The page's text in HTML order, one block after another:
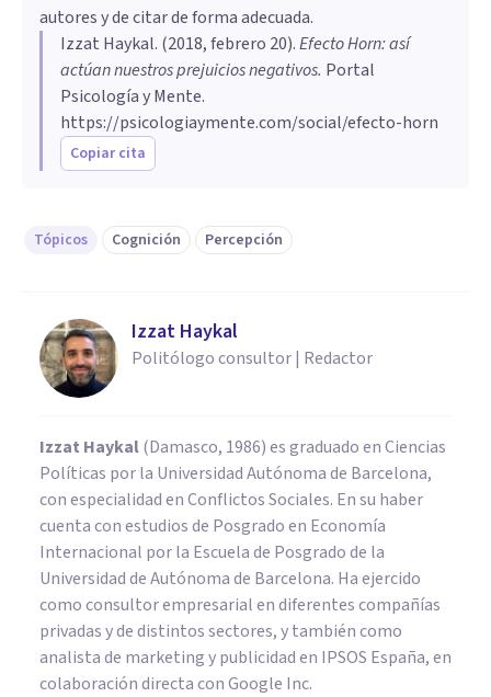
autores y de citar de forma adecuada.
Izzat Haykal. (2018, febrero 20).Efecto Horn: así
actúan nuestros prejuicios negativos. Portal
Psicología y Mente.
https://psicologiaymente.com/social/efecto-horn
Copiar cita
Tópicos Cognición Percepción
Izzat Haykal
Politólogo consultor | Redactor
Izzat Haykal(Damasco, 1986) es graduado en Ciencias
Políticas por la Universidad Autónoma de Barcelona,
con especialidad en Conflictos Sociales. En su haber
cuenta con estudios de Posgrado en Economía
Internacional por la Escuela de Posgrado de la
Universidad de Autónoma de Barcelona. Ha ejercido
como consultor empresarial en diferentes compañías
privadas y de distintos sectores, y también como
analista de marketing y publicidad en IPSOS España, en
colaboración directa con Google Inc.